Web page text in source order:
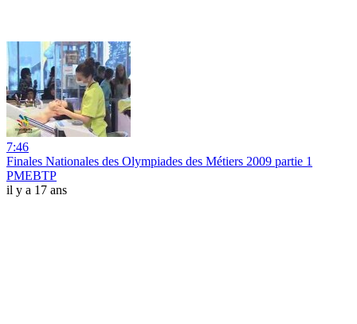
7:46
Finales Nationales des Olympiades des Métiers 2009 partie 1
PMEBTP
il y a 17 ans